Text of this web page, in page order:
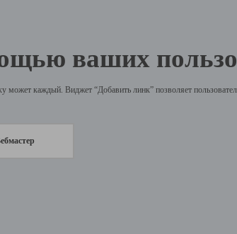
ваших
может каждый. Виджет “Добавить линк” позволяет